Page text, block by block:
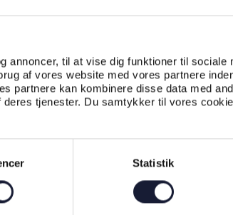
annoncer, til at vise dig funktioner til sociale
af vores website med vores partnere
partnere kan kombinere disse data med
tjenester. Du samtykker til vores
Statistik